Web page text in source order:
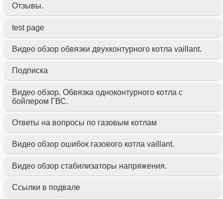
Отзывы.
test page
Видео обзор обвязки двухконтурного котла vaillant.
Подписка
Видео обзор. Обвязка одноконтурного котла с
бойлером ГВС.
Ответы на вопросы по газовым котлам
Видео обзор ошибок газового котла vaillant.
Видео обзор стабилизаторы напряжения.
Ссылки в подвале